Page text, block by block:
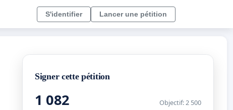
S'identifier Lancer une pétition
Signer cette pétition
1 082 Objectif: 2 500